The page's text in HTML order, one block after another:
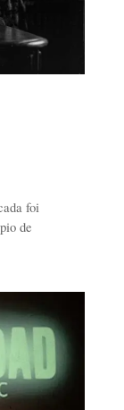
foi
de